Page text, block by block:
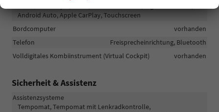
Android Auto, Apple CarPlay, Touchscreen
Bordcomputer
vorhanden
Telefon
Freisprecheinrichtung, Bluetooth
Volldigitales Kombiinstrument (Virtual Cockpit)
vorhanden
Sicherheit & Assistenz
Assistenzsysteme
Tempomat, Tempomat mit Lenkradkontrolle,